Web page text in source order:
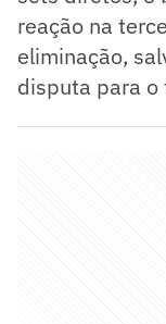
reação na
eliminação,
disputa para